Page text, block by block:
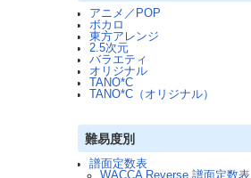
アニメ／POP
ボカロ
東方アレンジ
2.5次元
バラエティ
オリジナル
TANO*C
TANO*C（オリジナル）
難易度別
譜面定数表
WACCA Reverse 譜面定数表